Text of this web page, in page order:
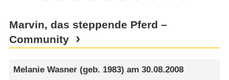
Marvin, das steppende Pferd –
Community
Melanie Wasner (geb. 1983) am30.08.2008